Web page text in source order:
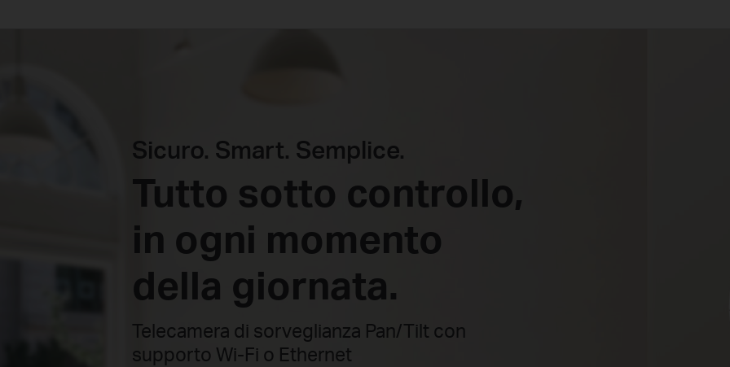
Sicuro. Smart. Semplice.
Tutto sotto controllo,
in ogni momento
della giornata.
Telecamera di sorveglianza Pan/Tilt con
supporto Wi-Fi o Ethernet